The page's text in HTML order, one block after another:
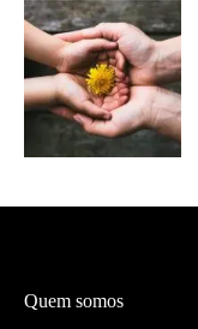
Quem somos